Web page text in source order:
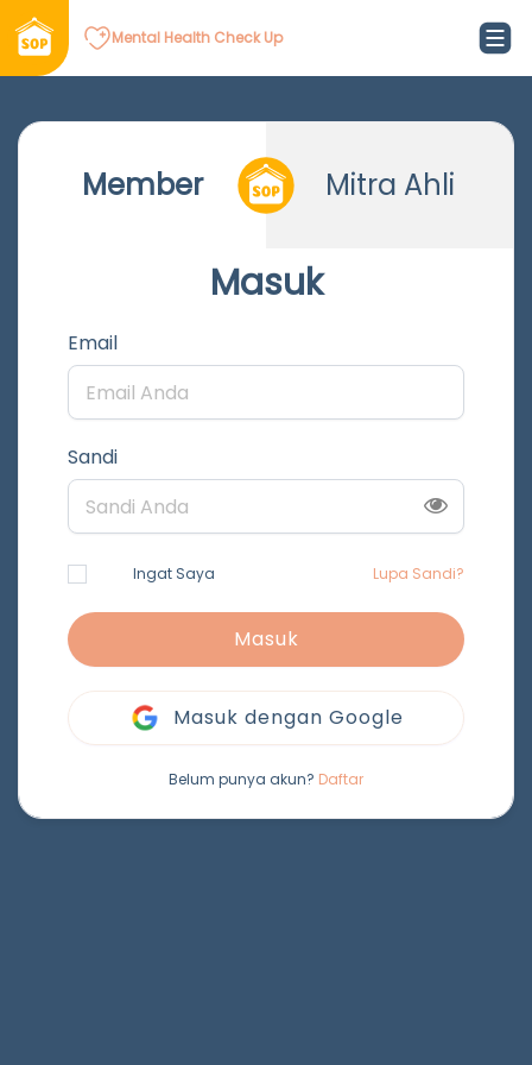
Mental Health Check Up
Member Mitra Ahli
Masuk
Email
Sandi
Ingat Saya Lupa Sandi?
Masuk
Masuk dengan Google
Belum punya akun? Daftar